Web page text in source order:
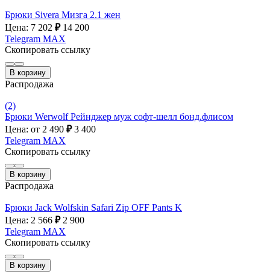
Брюки Sivera Мизга 2.1 жен
Цена: 7 202 ₽ 14 200
Telegram MAX
Скопировать ссылку
В корзину
Распродажа
(2)
Брюки Werwolf Рейнджер муж софт-шелл бонд.флисом
Цена: от 2 490 ₽ 3 400
Telegram MAX
Скопировать ссылку
В корзину
Распродажа
Брюки Jack Wolfskin Safari Zip OFF Pants K
Цена: 2 566 ₽ 2 900
Telegram MAX
Скопировать ссылку
В корзину